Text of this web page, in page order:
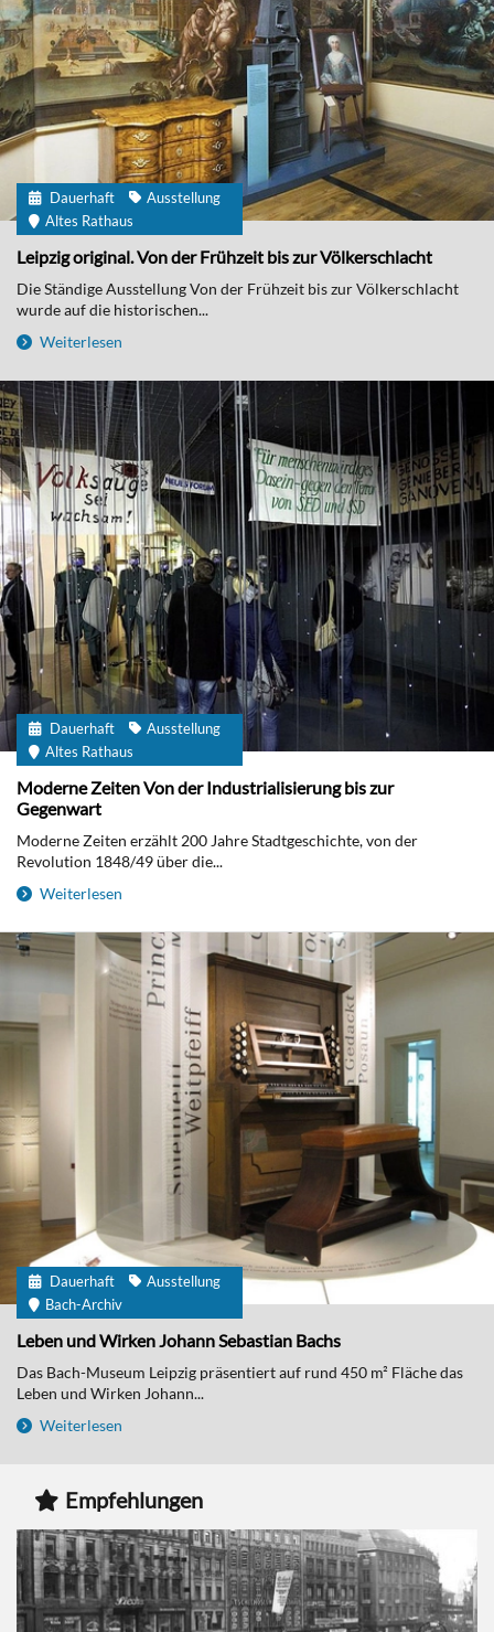
Dauerhaft
Ausstellung
Altes Rathaus
Leipzig original. Von der Frühzeit bis zur Völkerschlacht
Die Ständige Ausstellung Von der Frühzeit bis zur Völkerschlacht
wurde auf die historischen...
Weiterlesen
Dauerhaft
Ausstellung
Altes Rathaus
Moderne Zeiten Von der Industrialisierung bis zur
Gegenwart
Moderne Zeiten erzählt 200 Jahre Stadtgeschichte, von der
Revolution 1848/49 über die...
Weiterlesen
Dauerhaft
Ausstellung
Bach-Archiv
Leben und Wirken Johann Sebastian Bachs
Das Bach-Museum Leipzig präsentiert auf rund 450 m² Fläche das
Leben und Wirken Johann...
Weiterlesen
Empfehlungen